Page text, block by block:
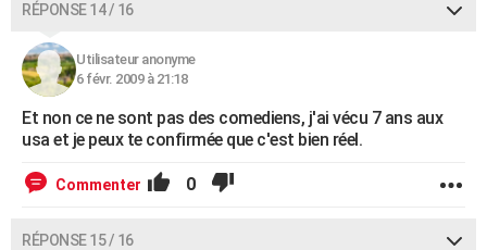
RÉPONSE 14 / 16
Utilisateur anonyme
6 févr. 2009 à 21:18
Et non ce ne sont pas des comediens, j'ai vécu 7 ans aux
usa et je peux te confirmée que c'est bien réel.
Commenter 0
RÉPONSE 15 / 16